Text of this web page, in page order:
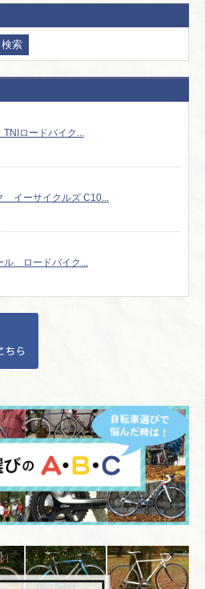
ロードバイク...
イーサイクルズ C10...
ル ロードバイク...